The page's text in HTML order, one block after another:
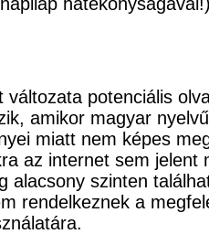
változata potenciális
amikor magyar
miatt nem képes
az internet sem jelent
alacsony szinten
rendelkeznek a